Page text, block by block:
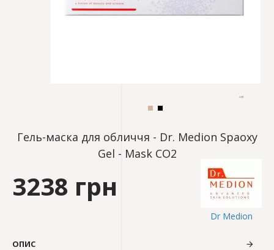
Гель-маска для обличчя - Dr. Medion Spaoxy
Gel - Mask CO2
3238 грн
Dr Medion
ОПИС